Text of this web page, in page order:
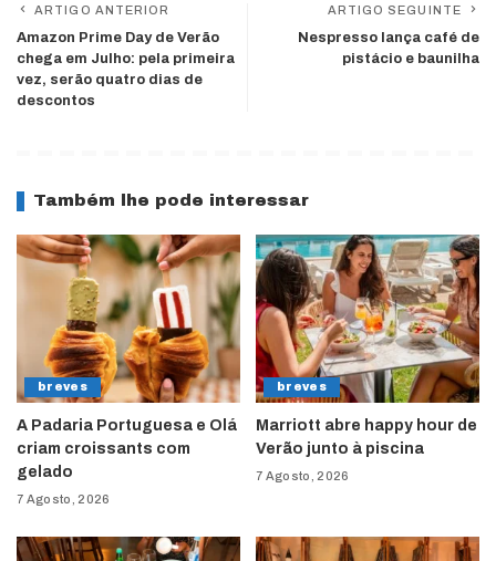
ARTIGO ANTERIOR
Amazon Prime Day de Verão
chega em Julho: pela primeira
vez, serão quatro dias de
descontos
ARTIGO SEGUINTE
Nespresso lança café de
pistácio e baunilha
Também lhe pode interessar
breves
A Padaria Portuguesa e Olá
criam croissants com
gelado
7 Agosto, 2026
breves
Marriott abre happy hour de
Verão junto à piscina
7 Agosto, 2026